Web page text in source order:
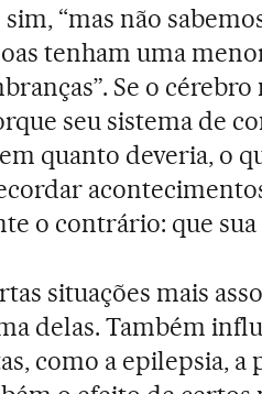
“mas não
tenham uma
Se o cérebro
seu sistema de
quanto deveria, o
o contrário: que
situações mais
delas. Também
como a epilepsia, a